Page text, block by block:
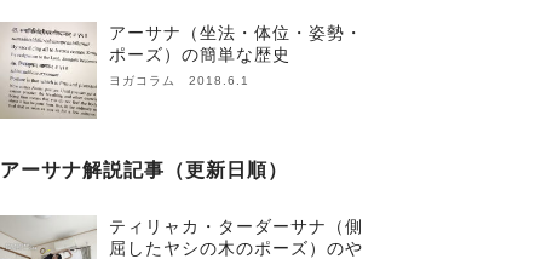
アーサナ（坐法・体位・姿勢・
ポーズ）の簡単な歴史
ヨガコラム 2018.6.1
アーサナ解説記事（更新日順）
ティリャカ・ターダーサナ（側
屈したヤシの木のポーズ）のや